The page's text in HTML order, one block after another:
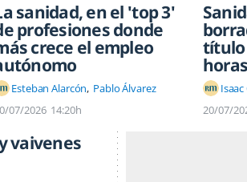
sanidad, en el 'top 3'
profesiones donde
crece el empleo
Esteban Alarcón Pablo Álvarez
07/2026 14:20h
título
20/07/
vaivenes